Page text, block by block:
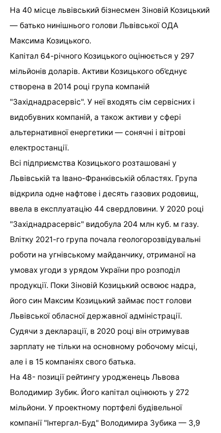
На 40 місце львівський бізнесмен Зіновій Козицький
— батько нинішнього голови Львівської ОДА
Максима Козицького.
Капітал 64-річного Козицького оцінюється у 297
мільйонів доларів. Активи Козицького об’єднує
створена в 2014 році група компаній
"Західнадрасервіс". У неї входять сім сервісних і
видобувних компаній, а також активи у сфері
альтернативної енергетики — сонячні і вітрові
електростанції.
Всі підприємства Козицького розташовані у
Львівській та Івано-Франківській областях. Група
відкрила одне нафтове і десять газових родовищ,
ввела в експлуатацію 44 свердловини. У 2020 році
"Західнадрасервіс" видобула 204 млн куб. м газу.
Влітку 2021-го група почала геологорозвідувальні
роботи на угнівському майданчику, отриманої на
умовах угоди з урядом України про розподіл
продукції. Поки Зіновій Козицький освоює надра,
його син Максим Козицький займає пост голови
Львівської обласної державної адміністрації.
Судячи з декларації, в 2020 році він отримував
зарплату не тільки на основному робочому місці,
але і в 15 компаніях свого батька.
На 48- позиції рейтингу уродженець Львова
Володимир Зубик. Його капітал оцінюють у 272
мільйони. У проектному портфелі будівельної
компанії "Інтергал-Буд" Володимира Зубика — 3,9